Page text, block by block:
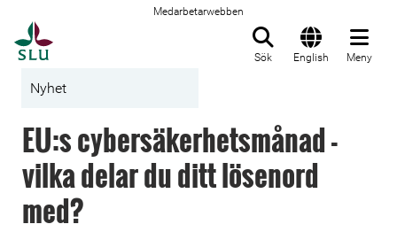
Medarbetarwebben
Sök English Meny
Nyhet
EU:s cybersäkerhetsmånad -
vilka delar du ditt lösenord
med?